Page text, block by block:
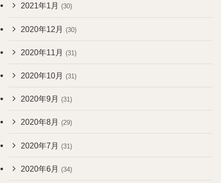
2021年1月 (30)
2020年12月 (30)
2020年11月 (31)
2020年10月 (31)
2020年9月 (31)
2020年8月 (29)
2020年7月 (31)
2020年6月 (34)